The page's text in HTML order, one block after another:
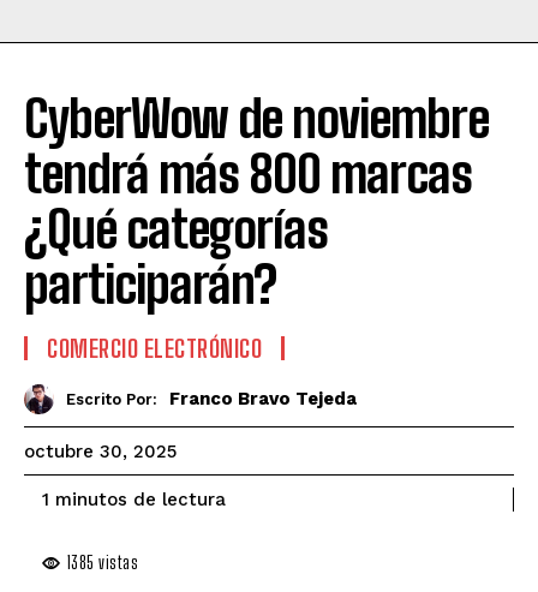
CyberWow de noviembre
tendrá más 800 marcas
¿Qué categorías
participarán?
COMERCIO ELECTRÓNICO
Escrito Por: Franco Bravo Tejeda
octubre 30, 2025
1 minutos de lectura
1385 vistas